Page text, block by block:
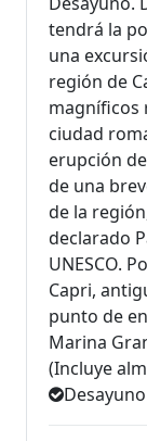
tendrá la
una
región de
magníficos
ciudad
erupción
de una
de la
declarado
UNESCO.
Capri,
punto de
Marina
(Incluye
Desayuno